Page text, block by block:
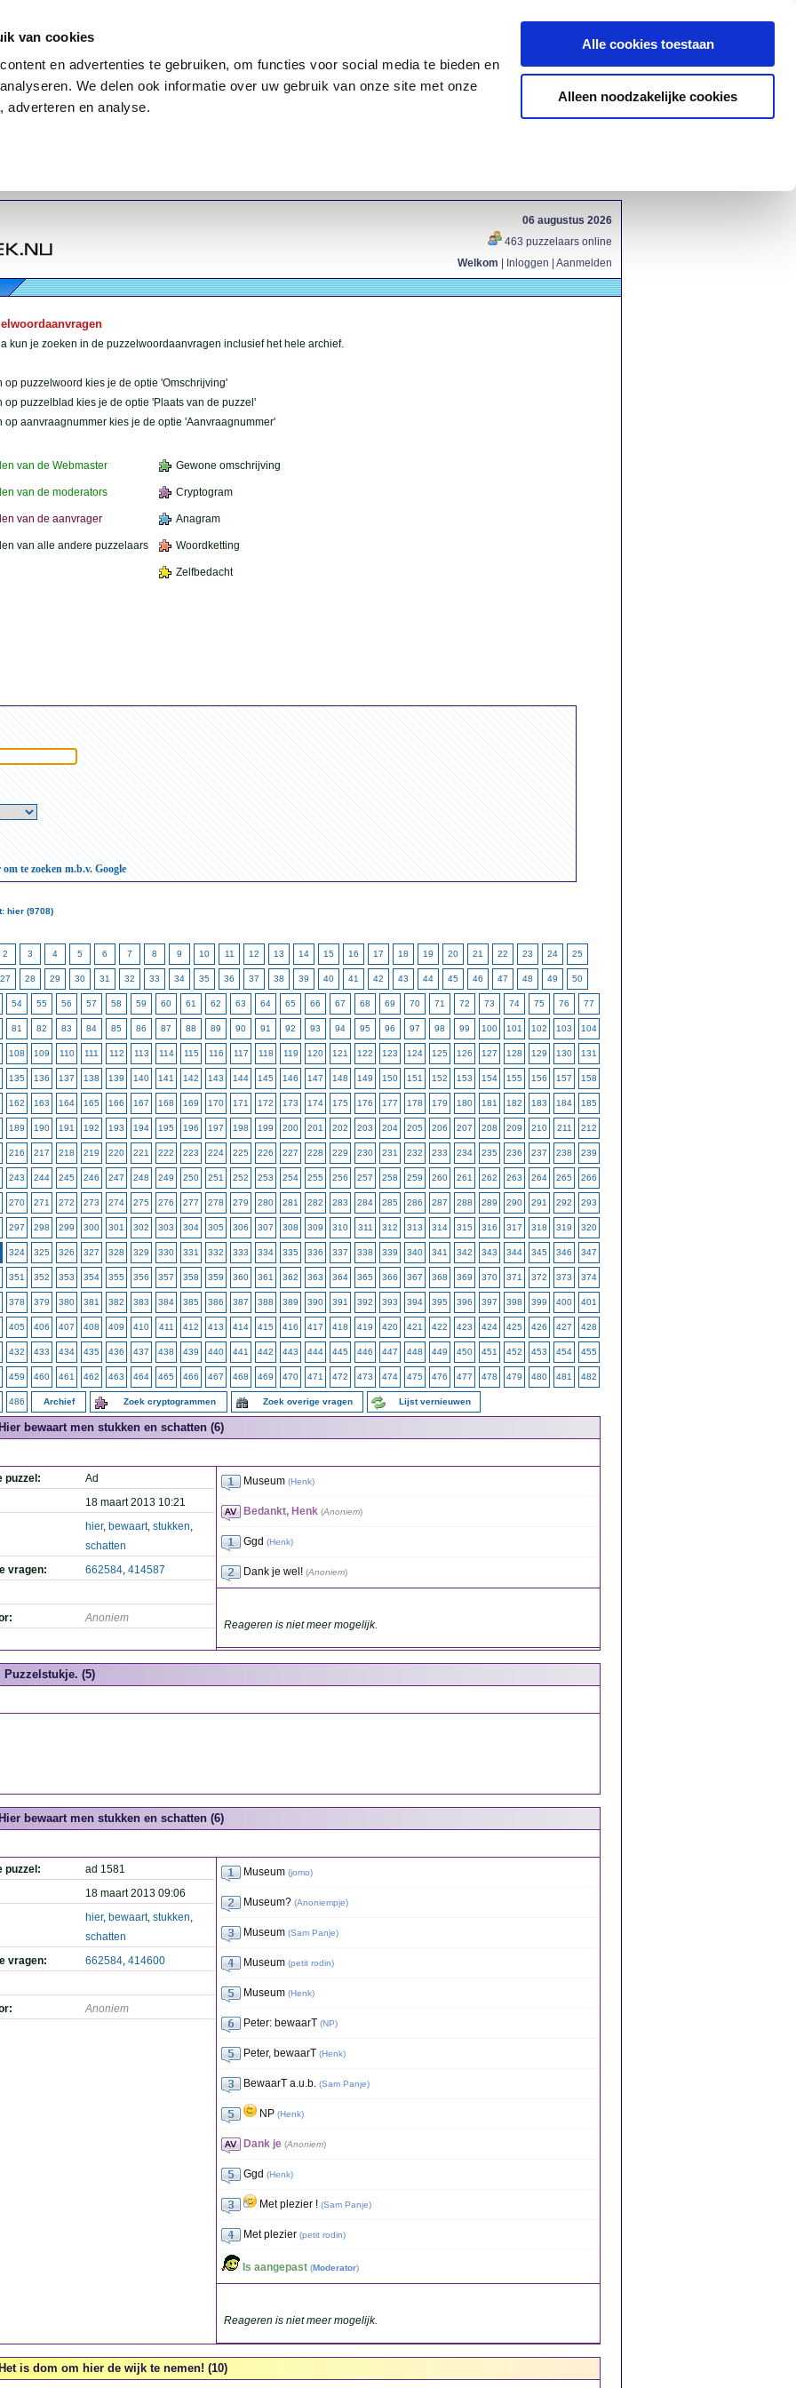
van cookies
en advertenties te gebruiken, om functies voor social media te bieden en
We delen ook informatie over uw gebruik van onze site met onze
adverteren en analyse.
Alle cookies toestaan
Alleen noodzakelijke cookies
06 augustus 2026
463 puzzelaars online
Welkom
Inloggen Aanmelden
kun je zoeken in de puzzelwoordaanvragen inclusief het hele archief.
op puzzelwoord kies je de optie 'Omschrijving'
op puzzelblad kies je de optie 'Plaats van de puzzel'
op aanvraagnummer kies je de optie 'Aanvraagnummer'
van de Webmaster Gewone omschrijving
van de moderators Cryptogram
van de aanvrager Anagram
van alle andere puzzelaars Woordketting
Zelfbedacht
te zoeken m.b.v. Google
hier (9708)
2 3 4 5 6 7 8 9 10 11 12 13 14 15 16 17 18 19 20 21 22 23 24 25
27 28 29 30 31 32 33 34 35 36 37 38 39 40 41 42 43 44 45 46 47 48 49 50
54 55 56 57 58 59 60 61 62 63 64 65 66 67 68 69 70 71 72 73 74 75 76 77
81 82 83 84 85 86 87 88 89 90 91 92 93 94 95 96 97 98 99 100 101 102 103 104
108 109 110 111 112 113 114 115 116 117 118 119 120 121 122 123 124 125 126 127 128 129 130 131
135 136 137 138 139 140 141 142 143 144 145 146 147 148 149 150 151 152 153 154 155 156 157 158
162 163 164 165 166 167 168 169 170 171 172 173 174 175 176 177 178 179 180 181 182 183 184 185
189 190 191 192 193 194 195 196 197 198 199 200 201 202 203 204 205 206 207 208 209 210 211 212
216 217 218 219 220 221 222 223 224 225 226 227 228 229 230 231 232 233 234 235 236 237 238 239
243 244 245 246 247 248 249 250 251 252 253 254 255 256 257 258 259 260 261 262 263 264 265 266
270 271 272 273 274 275 276 277 278 279 280 281 282 283 284 285 286 287 288 289 290 291 292 293
297 298 299 300 301 302 303 304 305 306 307 308 309 310 311 312 313 314 315 316 317 318 319 320
324 325 326 327 328 329 330 331 332 333 334 335 336 337 338 339 340 341 342 343 344 345 346 347
351 352 353 354 355 356 357 358 359 360 361 362 363 364 365 366 367 368 369 370 371 372 373 374
378 379 380 381 382 383 384 385 386 387 388 389 390 391 392 393 394 395 396 397 398 399 400 401
405 406 407 408 409 410 411 412 413 414 415 416 417 418 419 420 421 422 423 424 425 426 427 428
432 433 434 435 436 437 438 439 440 441 442 443 444 445 446 447 448 449 450 451 452 453 454 455
459 460 461 462 463 464 465 466 467 468 469 470 471 472 473 474 475 476 477 478 479 480 481 482
486 Archief Zoek cryptogrammen Zoek overige vragen Lijst vernieuwen
bewaart men stukken en schatten (6)
puzzel:
Ad
18 maart 2013 10:21
hier, bewaart, stukken,
schatten
vragen:
662584, 414587
Anoniem
Museum (Henk)
Bedankt, Henk (Anoniem)
Ggd (Henk)
Dank je wel! (Anoniem)
Reageren is niet meer mogelijk.
Puzzelstukje. (5)
bewaart men stukken en schatten (6)
puzzel:
ad 1581
18 maart 2013 09:06
hier, bewaart, stukken,
schatten
vragen:
662584, 414600
Anoniem
Museum (jomo)
Museum? (Anoniempje)
Museum (Sam Panje)
Museum (petit rodin)
Museum (Henk)
Peter: bewaarT (NP)
Peter, bewaarT (Henk)
BewaarT a.u.b. (Sam Panje)
NP (Henk)
Dank je (Anoniem)
Ggd (Henk)
Met plezier ! (Sam Panje)
Met plezier (petit rodin)
Is aangepast (Moderator)
Reageren is niet meer mogelijk.
is dom om hier de wijk te nemen! (10)